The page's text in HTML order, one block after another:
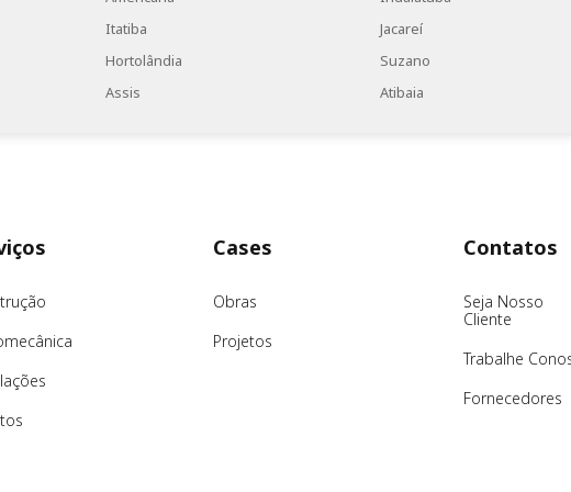
Itatiba
Jacareí
Hortolândia
Suzano
Assis Atibaia
Cases
Obras
Projetos
Contatos
Seja Nosso
Cliente
Trabalhe
Fornecedores